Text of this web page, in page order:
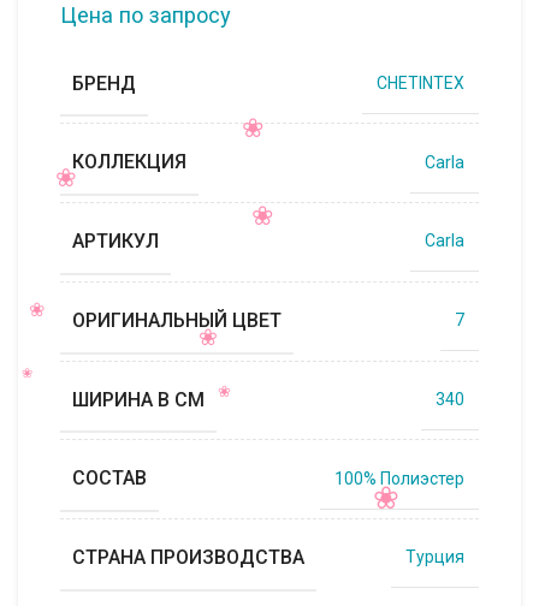
Цена по запросу
БРЕНД CHETINTEX
КОЛЛЕКЦИЯ Carla
АРТИКУЛ Carla
ОРИГИНАЛЬНЫЙ ЦВЕТ 7
ШИРИНА В СМ 340
СОСТАВ 100% Полиэстер
СТРАНА ПРОИЗВОДСТВА Турция